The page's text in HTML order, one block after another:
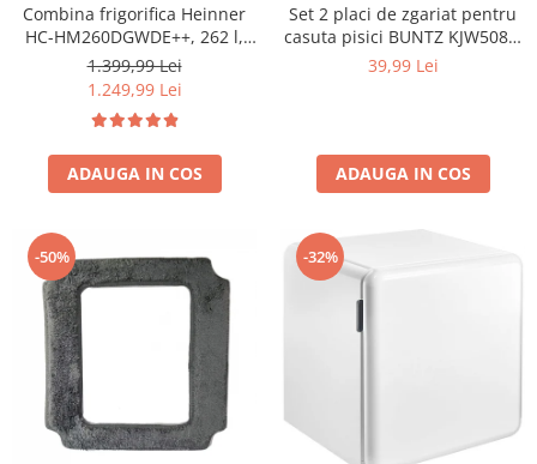
Combina frigorifica Heinner
HC-HM260DGWDE++, 262 l,
Clasa E, Dozator de apa,
Control electronic cu
termostat ajustabil, Lumina
cm, Gri antracit texturat
1.399,99 Lei
1.249,99 Lei
ADAUGA IN COS
Set 2 placi de zgariat pentru
casuta pisici BUNTZ KJW5082,
piese de schimb din carton
39,99 Lei
ADAUGA IN COS
-50% -32%